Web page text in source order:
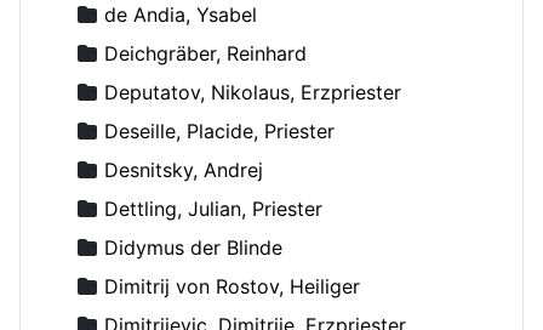
de Andia, Ysabel
Deichgräber, Reinhard
Deputatov, Nikolaus, Erzpriester
Deseille, Placide, Priester
Desnitsky, Andrej
Dettling, Julian, Priester
Didymus der Blinde
Dimitrij von Rostov, Heiliger
Dimitrijevic, Dimitrije, Erzpriester